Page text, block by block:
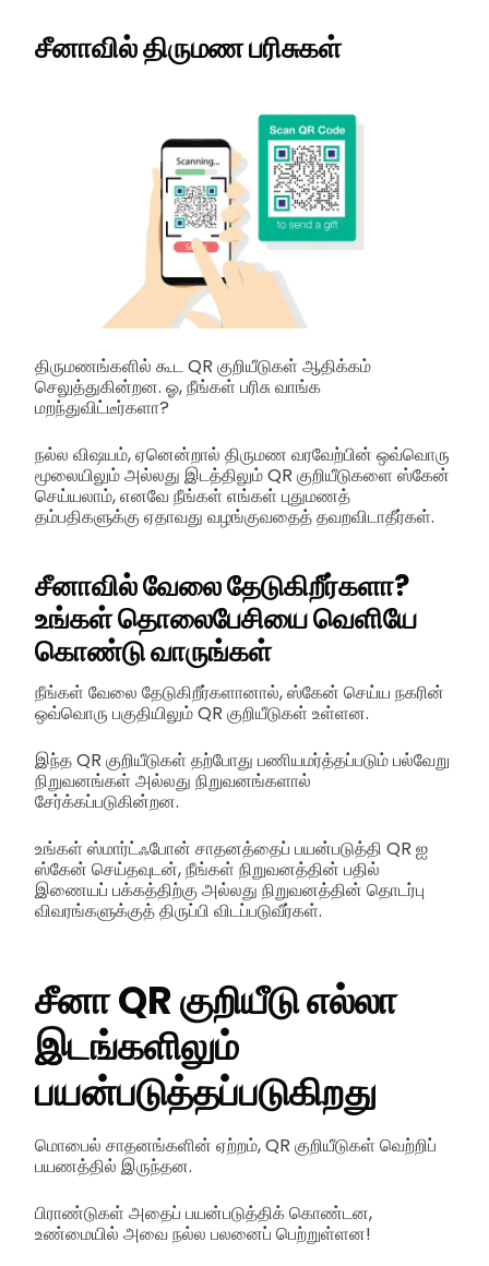
சீனாவில் திருமண பரிசுகள்
திருமணங்களில் கூட QR குறியீடுகள் ஆதிக்கம்
செலுத்துகின்றன. ஓ, நீங்கள் பரிசு வாங்க
மறந்துவிட்டீர்களா?
நல்ல விஷயம், ஏனென்றால் திருமண வரவேற்பின் ஒவ்வொரு
மூலையிலும் அல்லது இடத்திலும் QR குறியீடுகளை ஸ்கேன்
செய்யலாம், எனவே நீங்கள் எங்கள் புதுமணத்
தம்பதிகளுக்கு ஏதாவது வழங்குவதைத் தவறவிடாதீர்கள்.
சீனாவில் வேலை தேடுகிறீர்களா?
உங்கள் தொலைபேசியை வெளியே
கொண்டு வாருங்கள்
நீங்கள் வேலை தேடுகிறீர்களானால், ஸ்கேன் செய்ய நகரின்
ஒவ்வொரு பகுதியிலும் QR குறியீடுகள் உள்ளன.
இந்த QR குறியீடுகள் தற்போது பணியமர்த்தப்படும் பல்வேறு
நிறுவனங்கள் அல்லது நிறுவனங்களால்
சேர்க்கப்படுகின்றன.
உங்கள் ஸ்மார்ட்ஃபோன் சாதனத்தைப் பயன்படுத்தி QR ஐ
ஸ்கேன் செய்தவுடன், நீங்கள் நிறுவனத்தின் பதில்
இணையப் பக்கத்திற்கு அல்லது நிறுவனத்தின் தொடர்பு
விவரங்களுக்குத் திருப்பி விடப்படுவீர்கள்.
சீனா QR குறியீடு எல்லா
இடங்களிலும்
பயன்படுத்தப்படுகிறது
மொபைல் சாதனங்களின் ஏற்றம், QR குறியீடுகள் வெற்றிப்
பயணத்தில் இருந்தன.
பிராண்டுகள் அதைப் பயன்படுத்திக் கொண்டன,
உண்மையில் அவை நல்ல பலனைப் பெற்றுள்ளன!